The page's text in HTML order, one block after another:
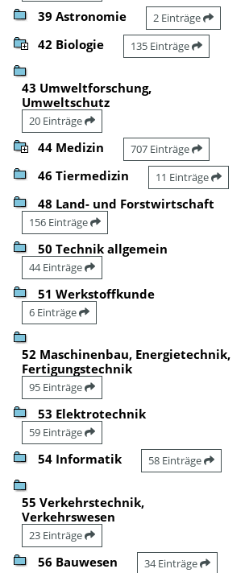
39 Astronomie 2 Einträge
42 Biologie 135 Einträge
43 Umweltforschung,
Umweltschutz
20 Einträge
44 Medizin 707 Einträge
46 Tiermedizin 11 Einträge
48 Land- und Forstwirtschaft
156 Einträge
50 Technik allgemein
44 Einträge
51 Werkstoffkunde
6 Einträge
52 Maschinenbau, Energietechnik,
Fertigungstechnik
95 Einträge
53 Elektrotechnik
59 Einträge
54 Informatik 58 Einträge
55 Verkehrstechnik,
Verkehrswesen
23 Einträge
56 Bauwesen 34 Einträge